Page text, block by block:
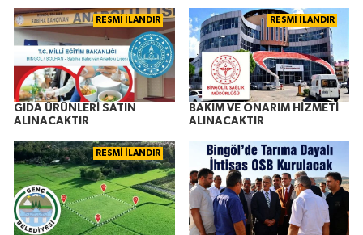
RESMİ İLANDIR
GIDA ÜRÜNLERİ SATIN
ALINACAKTIR
RESMİ İLANDIR
BAKIM VE ONARIM HİZMETİ
ALINACAKTIR
RESMİ İLANDIR